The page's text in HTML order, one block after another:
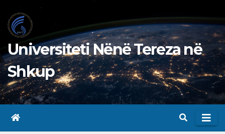
to
content
Universiteti Nënë Tereza në
Shkup